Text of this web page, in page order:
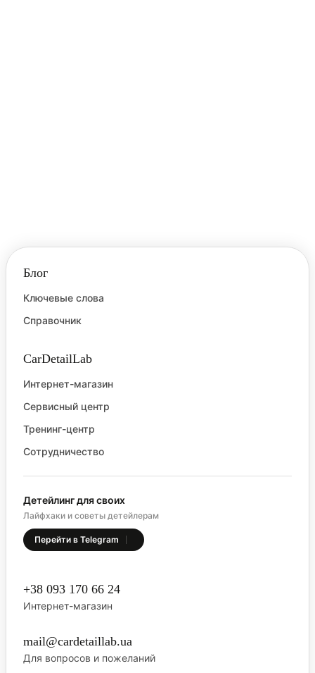
+38 093 170 66 24
Интернет-магазин
mail@cardetaillab.ua
Для вопросов и пожеланий
Блог
Ключевые слова
Справочник
CarDetailLab
Интернет-магазин
Сервисный центр
Тренинг-центр
Сотрудничество
Детейлинг для своих
Лайфхаки и советы детейлерам
Перейти в Telegram